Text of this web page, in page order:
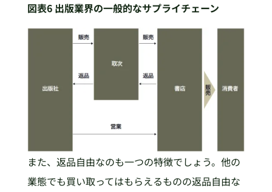
図表6 出版業界の一般的なサプライチェーン
また、返品自由なのも一つの特徴でしょう。他の
業態でも買い取ってはもらえるものの返品自由な